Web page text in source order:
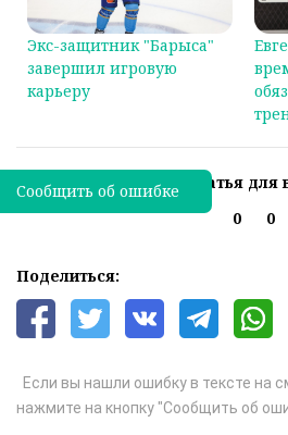
Экс-защитник "Барыса"
завершил игровую
карьеру
Была ли эта статья для
0
0
Поделиться:
Если вы нашли ошибку в тексте на
нажмите на кнопку "Сообщить об
Сообщить об ошибке